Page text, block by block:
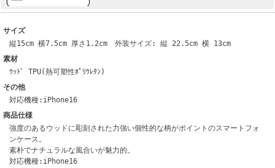
サイズ
縦15cm 横7.5cm 厚さ1.2cm 外装サイズ: 縦 22.5cm 横 13cm
素材
ｳｯﾄﾞ TPU(熱可塑性ﾎﾟﾘｳﾚﾀﾝ)
その他
対応機種:iPhone16
商品仕様
強度のあるウッドに彫刻された力強い個性的な柄がポイントのスマートフォ
ンケース。
素朴でナチュラルな風合いが魅力的。
対応機種:iPhone16